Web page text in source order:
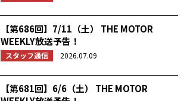
【第686回】7/11（土） THE MOTOR
WEEKLY放送予告！
スタッフ通信 2026.07.09
【第681回】6/6（土） THE MOTOR